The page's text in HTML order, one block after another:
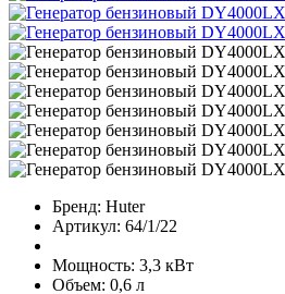
Бренд: Huter
Артикул: 64/1/22
Мощность: 3,3 кВт
Объем: 0,6 л